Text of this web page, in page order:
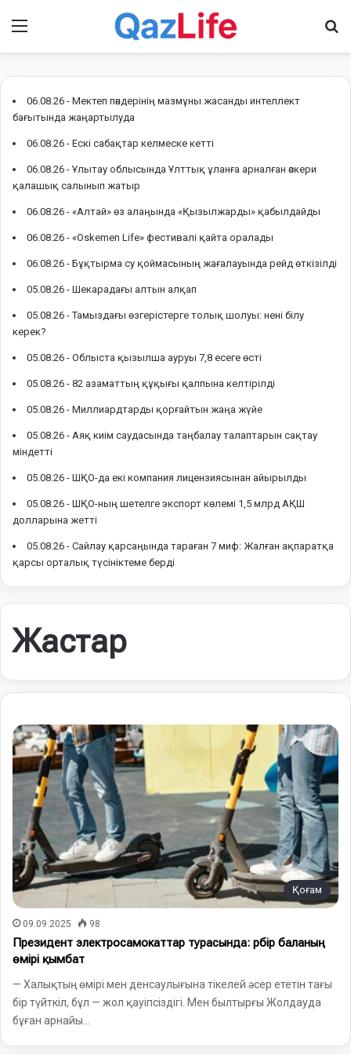
Жастар
Қоғам
09.09.2025 98
Президент электросамокаттар турасында: әрбір баланың
өмірі қымбат
— Халықтың өмірі мен денсаулығына тікелей әсер ететін тағы
бір түйткіл, бұл — жол қауіпсіздігі. Мен былтырғы Жолдауда
бұған арнайы…
06.08.26 - Мектеп пәндерінің мазмұны жасанды интеллект
бағытында жаңартылуда
06.08.26 - Ескі сабақтар келмеске кетті
06.08.26 -Ұлытау облысында Ұлттық ұланға арналған әскери
қалашық салынып жатыр
06.08.26 - «Алтай» өз алаңында «Қызылжарды» қабылдайды
06.08.26 - «Oskemen Life» фестивалі қайта оралады
06.08.26 - Бұқтырма су қоймасының жағалауында рейд өткізілді
05.08.26 - Шекарадағы алтын алқап
05.08.26 -Тамыздағы өзгерістерге толық шолуы: нені білу
керек?
05.08.26 - Облыста қызылша ауруы 7,8 есеге өсті
05.08.26 - 82 азаматтың құқығы қалпына келтірілді
05.08.26 - Миллиардтарды қорғайтын жаңа жүйе
05.08.26 - Аяқ киім саудасында таңбалау талаптарын сақтау
міндетті
05.08.26 - ШҚО-да екі компания лицензиясынан айырылды
05.08.26 - ШҚО-ның шетелге экспорт көлемі 1,5 млрд АҚШ
долларына жетті
05.08.26 - Сайлау қарсаңында тараған 7 миф: Жалған ақпаратқа
қарсы орталық түсініктеме берді